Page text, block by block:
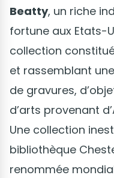
Beatty, un riche
fortune aux Etats-
collection
et rassemblant
de gravures,
d’arts provenant
Une collection
bibliothèque
renommée